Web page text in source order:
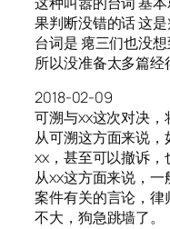
果判断没错的话 这
台词是 瘪三们也没
所以没准备太多篇经
2018-02-09
可溯与xx这次对决，
从可溯这方面来说
xx，甚至可以撤诉，
从xx这方面来说，
案件有关的言论，
不大，狗急跳墙了。